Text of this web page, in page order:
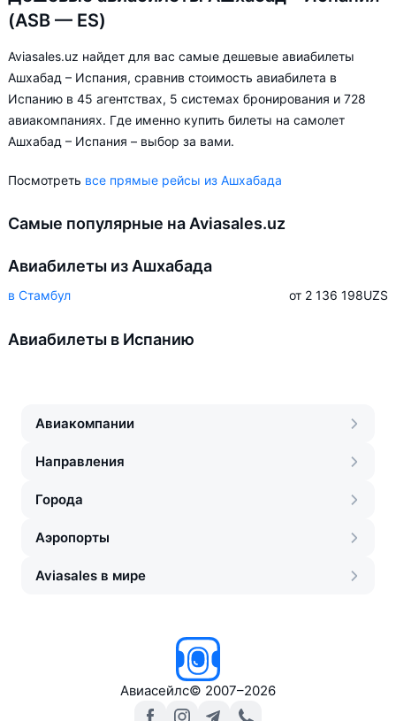
(ASB — ES)
Aviasales.uz найдет для вас самые дешевые авиабилеты
Ашхабад – Испания, сравнив стоимость авиабилета в
Испанию в 45 агентствах, 5 системах бронирования и 728
авиакомпаниях. Где именно купить билеты на самолет
Ашхабад – Испания – выбор за вами.
Посмотреть все прямые рейсы из Ашхабада
Самые популярные на Aviasales.uz
Авиабилеты из Ашхабада
в Стамбул от 2 136 198UZS
Авиабилеты в Испанию
Авиакомпании
Направления
Города
Аэропорты
Aviasales в мире
Авиасейлс© 2007–2026